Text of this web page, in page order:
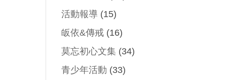
活動報導 (15)
皈依&傳戒 (16)
莫忘初心文集 (34)
青少年活動 (33)